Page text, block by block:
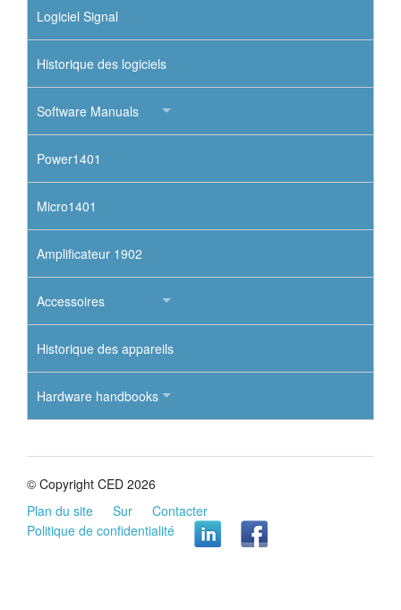
Logiciel Signal
Historique des logiciels
Software Manuals
Power1401
Micro1401
Amplificateur 1902
Accessoires
Historique des appareils
Hardware handbooks
© Copyright CED 2026
Plan du site
Sur
Contacter
Politique de confidentialité